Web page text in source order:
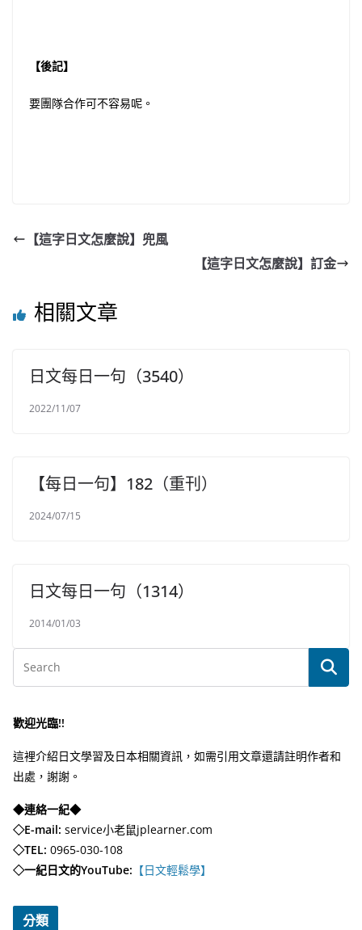
【後記】
要團隊合作可不容易呢。
【這字日文怎麼說】兜風
【這字日文怎麼說】訂金
相關文章
日文每日一句（3540）
2022/11/07
【每日一句】182（重刊）
2024/07/15
日文每日一句（1314）
2014/01/03
歡迎光臨!!
這裡介紹日文學習及日本相關資訊，如需引用文章還請註明作者和
出處，謝謝。
◆連絡一紀◆
◇E-mail: service小老鼠jplearner.com
◇TEL: 0965-030-108
◇一紀日文的YouTube: 【日文輕鬆學】
分類